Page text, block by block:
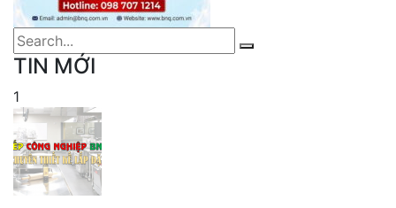
TIN MỚI
1